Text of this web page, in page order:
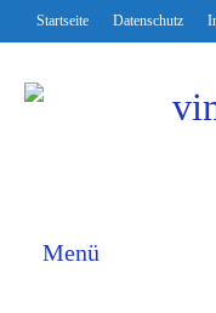
Startseite Datenschutz
Menü